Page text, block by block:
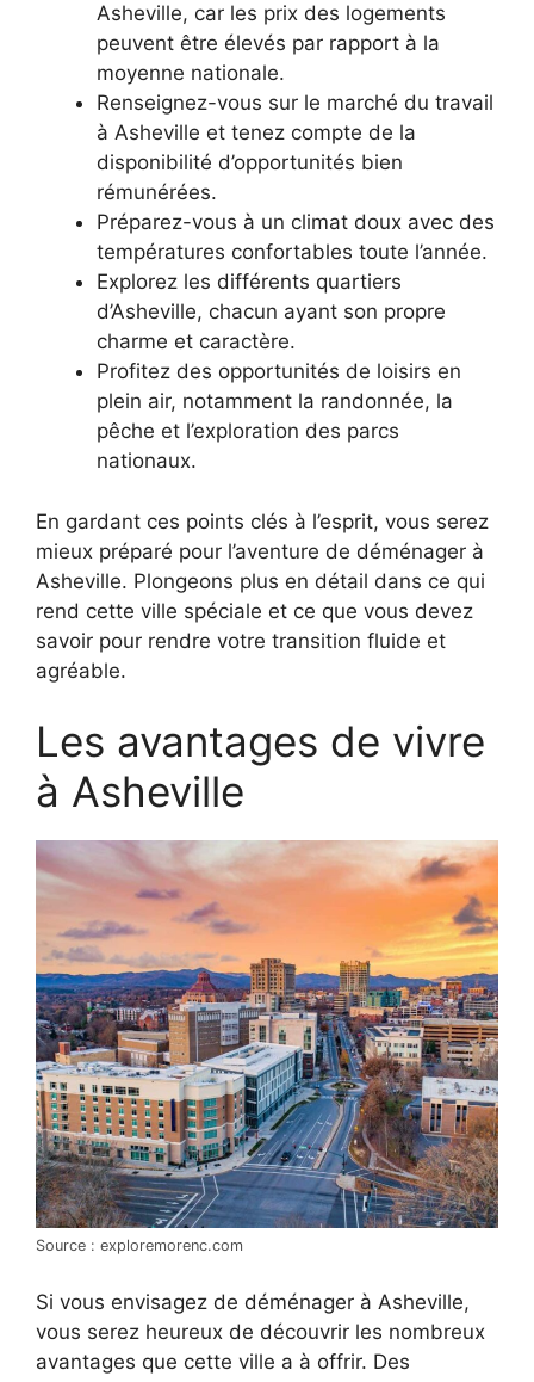
Asheville, car les prix des logements
peuvent être élevés par rapport à la
moyenne nationale.
Renseignez-vous sur le marché du travail
à Asheville et tenez compte de la
disponibilité d’opportunités bien
rémunérées.
Préparez-vous à un climat doux avec des
températures confortables toute l’année.
Explorez les différents quartiers
d’Asheville, chacun ayant son propre
charme et caractère.
Profitez des opportunités de loisirs en
plein air, notamment la randonnée, la
pêche et l’exploration des parcs
nationaux.
En gardant ces points clés à l’esprit, vous serez
mieux préparé pour l’aventure de déménager à
Asheville. Plongeons plus en détail dans ce qui
rend cette ville spéciale et ce que vous devez
savoir pour rendre votre transition fluide et
agréable.
Les avantages de vivre
à Asheville
Source : exploremorenc.com
Si vous envisagez de déménager à Asheville,
vous serez heureux de découvrir les nombreux
avantages que cette ville a à offrir. Des